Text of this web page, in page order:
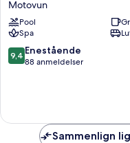
and
Design
Hotel
Motovun
Motovun
Pool
Spa
9.4
ud
anmeldelser
9,4 Enestående
88 anmeldelser
Sammenlign